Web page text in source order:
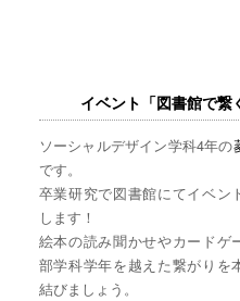
イベント「図書館で
ソーシャルデザイン学科4年の
です。
卒業研究で図書館にてイベン
します！
絵本の読み聞かせやカードゲ
部学科学年を越えた繋がりを
結びましょう。